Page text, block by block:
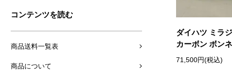
コンテンツを読む
商品送料一覧表
商品について
ダイハツ ミラ
カーボン ボン
71,500円(税込)